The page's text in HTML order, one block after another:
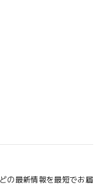
の最新情報を最短でお届